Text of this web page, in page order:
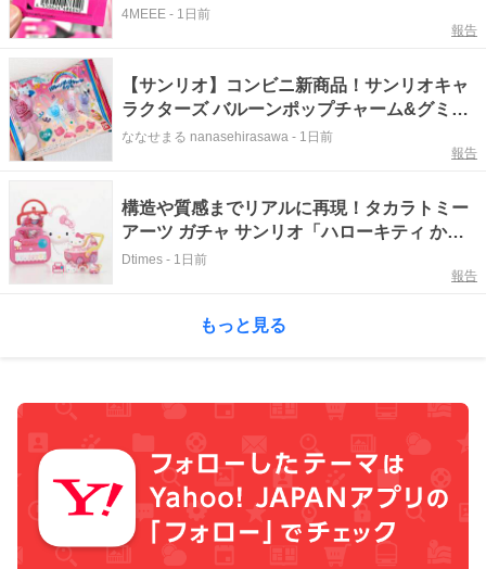
作くじ見つけた！
4MEEE - 1日前
報告
【サンリオ】コンビニ新商品！サンリオキャ
ラクターズ バルーンポップチャーム&グミ開
封レポ！キティ推し
ななせまる nanasehirasawa - 1日前
報告
構造や質感までリアルに再現！タカラトミー
アーツ ガチャ サンリオ「ハローキティ かわ
いいおもちゃ ミニチュアチャーム」
Dtimes - 1日前
報告
もっと見る